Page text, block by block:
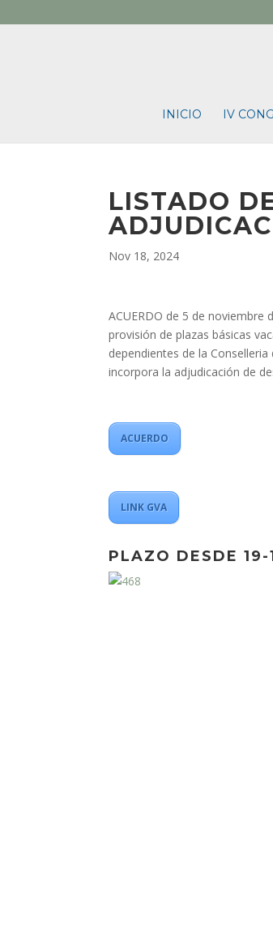
INICIO IV
LISTADO
Nov 18, 2024
ACUERDO de 5 de
provisión de plazas básicas
dependientes de la
incorpora la adjudicación de
ACUERDO
LINK GVA
PLAZO DESDE